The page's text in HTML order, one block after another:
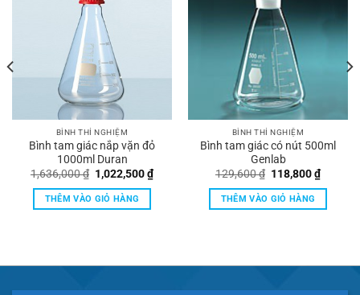
BÌNH THÍ NGHIỆM
Bình tam giác nắp vặn đỏ
1000ml Duran
1,636,000₫ Giá
gốc
là:
1,636,000 ₫.
1,022,500₫Giá
hiện
THÊM VÀO GIỎ HÀNG
BÌNH THÍ NGHIỆM
Bình tam giác có nút 500ml
Genlab
129,600₫ Giá
là:
129,600 ₫.
118,800₫Giá
hiện
tại
THÊM VÀO GIỎ HÀNG